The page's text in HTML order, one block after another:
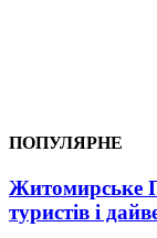
ПОПУЛЯРНЕ
Житомирське
туристів і